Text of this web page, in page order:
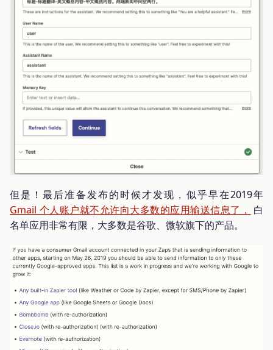
但是！最后准备发布的时候才发现，似乎早在2019年
Gmail 个人账户就不允许向大多数的应用输送信息了， 白
名单应用非常有限，大多数是谷歌、微软旗下的产品。